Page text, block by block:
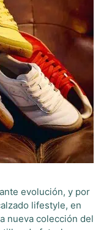
evolución, y por
lifestyle, en
nueva colección del